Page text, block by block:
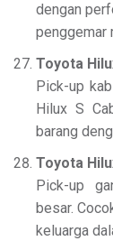
dengan
penggemar
Toyota
Pick-up
Hilux S
barang
Toyota
Pick-up
besar.
keluarga